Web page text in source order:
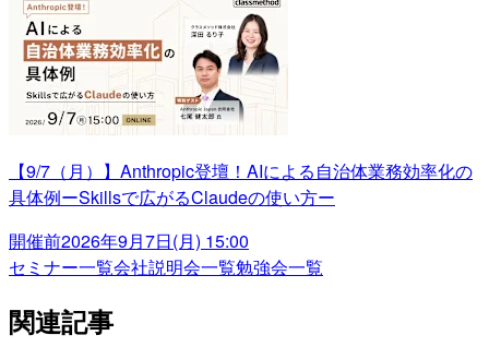
【9/7（月）】Anthropic登壇！AIによる自治体業務効率化の
具体例ーSkillsで広がるClaudeの使い方ー
開催前2026年9月7日(月) 15:00
セミナー一覧会社説明会一覧勉強会一覧
関連記事